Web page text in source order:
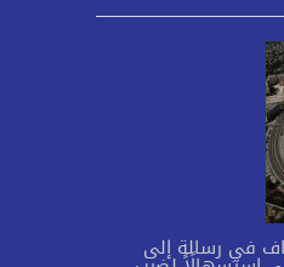
في رسالة إلى